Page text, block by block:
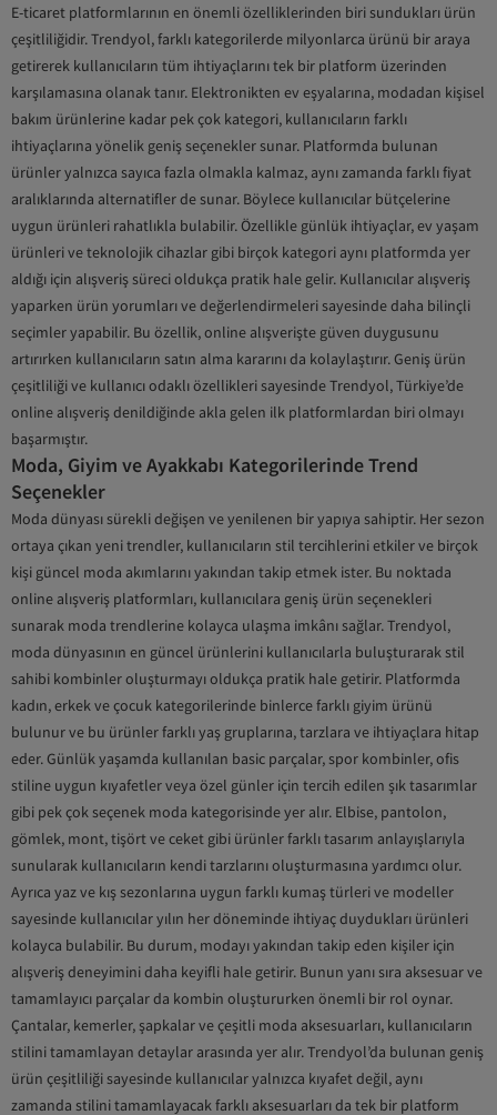
E-ticaret platformlarının en önemli özelliklerinden biri sundukları ürün
çeşitliliğidir. Trendyol, farklı kategorilerde milyonlarca ürünü bir araya
getirerek kullanıcıların tüm ihtiyaçlarını tek bir platform üzerinden
karşılamasına olanak tanır. Elektronikten ev eşyalarına, modadan kişisel
bakım ürünlerine kadar pek çok kategori, kullanıcıların farklı
ihtiyaçlarına yönelik geniş seçenekler sunar. Platformda bulunan
ürünler yalnızca sayıca fazla olmakla kalmaz, aynı zamanda farklı fiyat
aralıklarında alternatifler de sunar. Böylece kullanıcılar bütçelerine
uygun ürünleri rahatlıkla bulabilir. Özellikle günlük ihtiyaçlar, ev yaşam
ürünleri ve teknolojik cihazlar gibi birçok kategori aynı platformda yer
aldığı için alışveriş süreci oldukça pratik hale gelir. Kullanıcılar alışveriş
yaparken ürün yorumları ve değerlendirmeleri sayesinde daha bilinçli
seçimler yapabilir. Bu özellik, online alışverişte güven duygusunu
artırırken kullanıcıların satın alma kararını da kolaylaştırır. Geniş ürün
çeşitliliği ve kullanıcı odaklı özellikleri sayesinde Trendyol, Türkiye’de
online alışveriş denildiğinde akla gelen ilk platformlardan biri olmayı
başarmıştır.
Moda, Giyim ve Ayakkabı Kategorilerinde Trend
Seçenekler
Moda dünyası sürekli değişen ve yenilenen bir yapıya sahiptir. Her sezon
ortaya çıkan yeni trendler, kullanıcıların stil tercihlerini etkiler ve birçok
kişi güncel moda akımlarını yakından takip etmek ister. Bu noktada
online alışveriş platformları, kullanıcılara geniş ürün seçenekleri
sunarak moda trendlerine kolayca ulaşma imkânı sağlar. Trendyol,
moda dünyasının en güncel ürünlerini kullanıcılarla buluşturarak stil
sahibi kombinler oluşturmayı oldukça pratik hale getirir. Platformda
kadın, erkek ve çocuk kategorilerinde binlerce farklı giyim ürünü
bulunur ve bu ürünler farklı yaş gruplarına, tarzlara ve ihtiyaçlara hitap
eder. Günlük yaşamda kullanılan basic parçalar, spor kombinler, ofis
stiline uygun kıyafetler veya özel günler için tercih edilen şık tasarımlar
gibi pek çok seçenek moda kategorisinde yer alır. Elbise, pantolon,
gömlek, mont, tişört ve ceket gibi ürünler farklı tasarım anlayışlarıyla
sunularak kullanıcıların kendi tarzlarını oluşturmasına yardımcı olur.
Ayrıca yaz ve kış sezonlarına uygun farklı kumaş türleri ve modeller
sayesinde kullanıcılar yılın her döneminde ihtiyaç duydukları ürünleri
kolayca bulabilir. Bu durum, modayı yakından takip eden kişiler için
alışveriş deneyimini daha keyifli hale getirir. Bunun yanı sıra aksesuar ve
tamamlayıcı parçalar da kombin oluştururken önemli bir rol oynar.
Çantalar, kemerler, şapkalar ve çeşitli moda aksesuarları, kullanıcıların
stilini tamamlayan detaylar arasında yer alır. Trendyol’da bulunan geniş
ürün çeşitliliği sayesinde kullanıcılar yalnızca kıyafet değil, aynı
zamanda stilini tamamlayacak farklı aksesuarları da tek bir platform